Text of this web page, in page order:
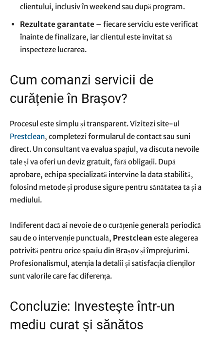
clientului, inclusiv în weekend sau după program.
Rezultate garantate – fiecare serviciu este verificat
înainte de finalizare, iar clientul este invitat să
inspecteze lucrarea.
Cum comanzi servicii de
curățenie în Brașov?
Procesul este simplu și transparent. Vizitezi site-ul
Prestclean, completezi formularul de contact sau suni
direct. Un consultant va evalua spațiul, va discuta nevoile
tale și va oferi un deviz gratuit, fără obligații. După
aprobare, echipa specializată intervine la data stabilită,
folosind metode și produse sigure pentru sănătatea ta și a
mediului.
Indiferent dacă ai nevoie de o curățenie generală periodică
sau de o intervenție punctuală, Prestclean este alegerea
potrivită pentru orice spațiu din Brașov și împrejurimi.
Profesionalismul, atenția la detalii și satisfacția clienților
sunt valorile care fac diferența.
Concluzie: Investește într-un
mediu curat și sănătos